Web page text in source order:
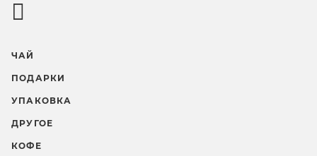
ЧАЙ
ПОДАРКИ
УПАКОВКА
ДРУГОЕ
КОФЕ